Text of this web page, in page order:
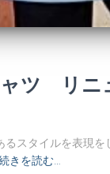
ツ リニ
スタイルを表現を
きを読む…